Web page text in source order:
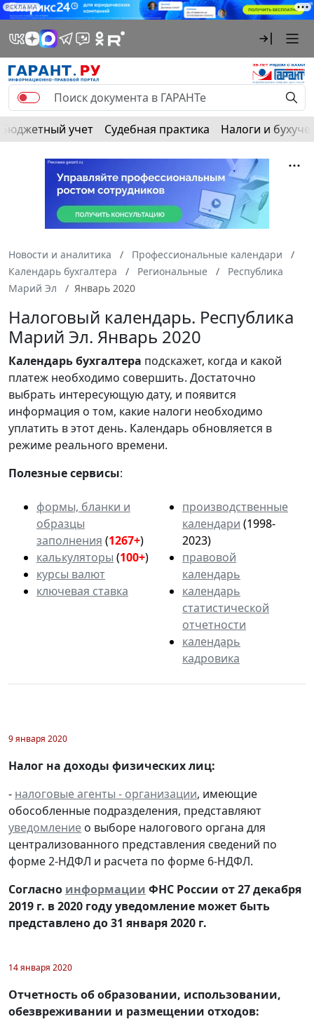
РЕКЛАМА
Бюджетный учет Судебная практика Налоги и
Новости и аналитика
Профессиональные календари
Календарь бухгалтера
Региональные
Республика
Марий Эл
Январь 2020
Налоговый календарь. Республика
Марий Эл. Январь 2020
Календарьбухгалтера подскажет, когда и какой
платеж необходимо совершить. Достаточно
выбрать интересующую дату, и появится
информация о том, какие налоги необходимо
уплатить в этот день. Календарь обновляется в
режиме реального времени.
Полезные сервисы:
формы, бланки и
образцы
заполнения (1267+)
калькуляторы (100+)
курсы валют
ключевая ставка
производственные
календари (1998-
2023)
правовой
календарь
календарь
статистической
отчетности
календарь
кадровика
9 января 2020
Налог на доходы физических лиц:
- налоговые агенты - организации, имеющие
обособленные подразделения, представляют
уведомление о выборе налогового органа для
централизованного представления сведений по
форме 2-НДФЛ и расчета по форме 6-НДФЛ.
Согласно информации ФНС России от 27 декабря
2019 г. в 2020 году уведомление может быть
представлено до 31 января 2020 г.
14 января 2020
Отчетность об образовании, использовании,
обезвреживании и размещении отходов: